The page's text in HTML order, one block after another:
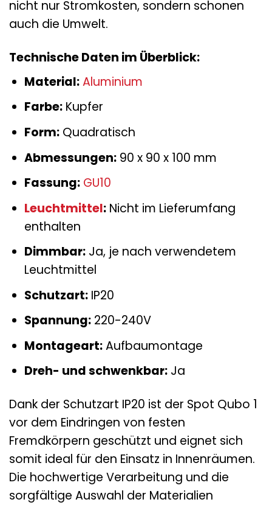
nicht nur Stromkosten, sondern schonen
auch die Umwelt.
Technische Daten im Überblick:
Material:Aluminium
Farbe:Kupfer
Form:Quadratisch
Abmessungen:90 x 90 x 100 mm
Fassung: GU10
Leuchtmittel:Nicht im Lieferumfang
enthalten
Dimmbar:Ja, je nach verwendetem
Leuchtmittel
Schutzart:IP20
Spannung:220-240V
Montageart:Aufbaumontage
Dreh- und schwenkbar:Ja
Dank der Schutzart IP20 ist der Spot Qubo 1
vor dem Eindringen von festen
Fremdkörpern geschützt und eignet sich
somit ideal für den Einsatz in Innenräumen.
Die hochwertige Verarbeitung und die
sorgfältige Auswahl der Materialien